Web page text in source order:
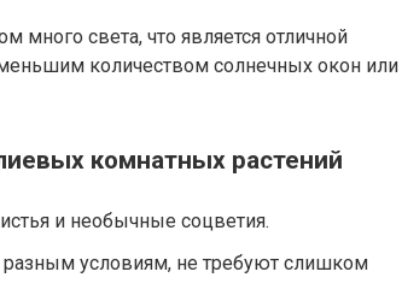
много света, что является отличной
количеством солнечных окон или
комнатных растений
и необычные соцветия.
разным условиям, не требуют слишком